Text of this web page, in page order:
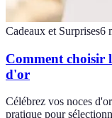
Cadeaux et Surprises6
Comment choisir
d'or
Célébrez vos noces
pratique pour